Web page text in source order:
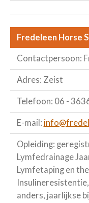
Fredeleen Horse
Contactpersoon:
Adres: Zeist
Telefoon: 06 -
E-mail:
Opleiding:
Lymfedrainage
Lymfetaping en
anders, jaarlijkse